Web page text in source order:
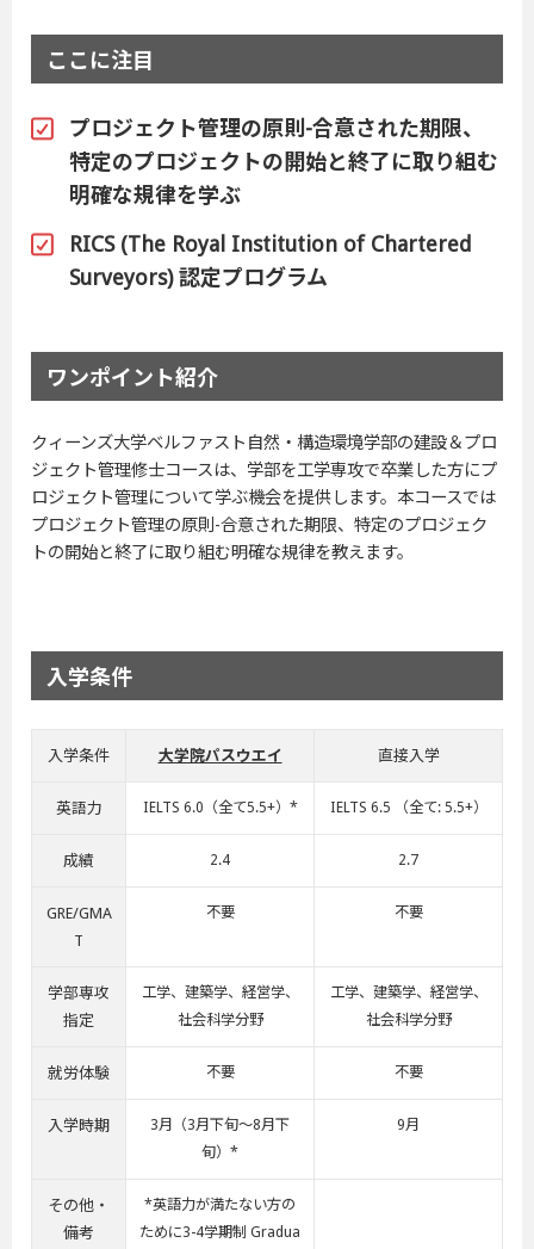
ここに注目
プロジェクト管理の原則-合意された期限、
特定のプロジェクトの開始と終了に取り組む
明確な規律を学ぶ
RICS (The Royal Institution of Chartered
Surveyors) 認定プログラム
ワンポイント紹介
クィーンズ大学ベルファスト自然・構造環境学部の建設＆プロ
ジェクト管理修士コースは、学部を工学専攻で卒業した方にプ
ロジェクト管理について学ぶ機会を提供します。本コースでは
プロジェクト管理の原則-合意された期限、特定のプロジェク
トの開始と終了に取り組む明確な規律を教えます。
入学条件
入学条件 大学院パスウエイ 直接入学
英語力 IELTS 6.0（全て5.5+）* IELTS 6.5 （全て: 5.5+）
成績 2.4 2.7
GRE/GMA
T
不要 不要
学部専攻
指定
工学、建築学、経営学、
社会科学分野
工学、建築学、経営学、
社会科学分野
就労体験 不要 不要
入学時期
3月（3月下旬～8月下
旬）*
9月
その他・
備考
*英語力が満たない方の
ために3-4学期制 Gradua